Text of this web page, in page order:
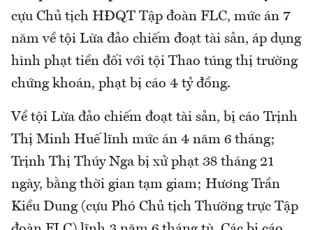
cựu Chủ tịch HĐQT Tập đoàn FLC, mức án 7
năm về tội Lừa đảo chiếm đoạt tài sản, áp dụng
hình phạt tiền đối với tội Thao túng thị trường
chứng khoán, phạt bị cáo 4 tỷ đồng.
Về tội Lừa đảo chiếm đoạt tài sản, bị cáo Trịnh
Thị Minh Huế lĩnh mức án 4 năm 6 tháng;
Trịnh Thị Thúy Nga bị xử phạt 38 tháng 21
ngày, bằng thời gian tạm giam; Hương Trần
Kiều Dung (cựu Phó Chủ tịch Thường trực Tập